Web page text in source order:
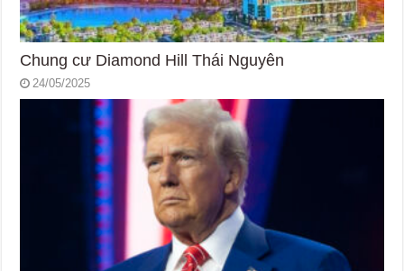
Chung cư Diamond Hill Thái Nguyên
24/05/2025